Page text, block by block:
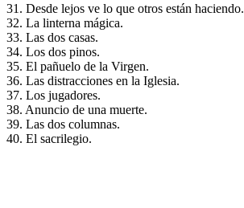
31. Desde lejos ve lo que otros están haciendo.
32. La linterna mágica.
33. Las dos casas.
34. Los dos pinos.
35. El pañuelo de la Virgen.
36. Las distracciones en la Iglesia.
37. Los jugadores.
38. Anuncio de una muerte.
39. Las dos columnas.
40. El sacrilegio.